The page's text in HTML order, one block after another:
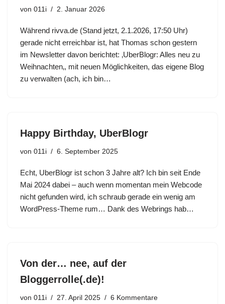
von 011i 2. Januar 2026
Während rivva.de (Stand jetzt, 2.1.2026, 17:50 Uhr)
gerade nicht erreichbar ist, hat Thomas schon gestern
im Newsletter davon berichtet: ‚UberBlogr: Alles neu zu
Weihnachten‚, mit neuen Möglichkeiten, das eigene Blog
zu verwalten (ach, ich bin…
Happy Birthday, UberBlogr
von 011i 6. September 2025
Echt, UberBlogr ist schon 3 Jahre alt? Ich bin seit Ende
Mai 2024 dabei – auch wenn momentan mein Webcode
nicht gefunden wird, ich schraub gerade ein wenig am
WordPress-Theme rum… Dank des Webrings hab…
Von der… nee, auf der
Bloggerrolle(.de)!
von 011i 27. April 2025 6 Kommentare